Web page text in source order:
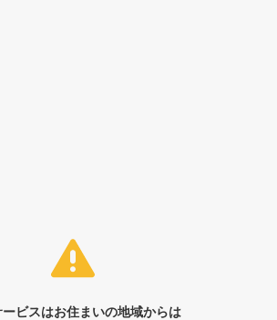
ービスはお住まいの地域からは